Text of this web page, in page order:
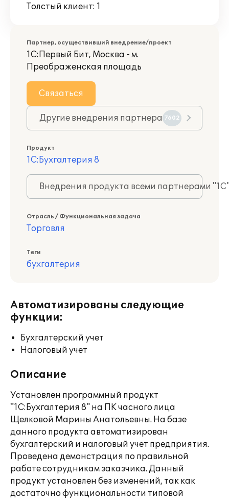
Толстый клиент: 1
Партнер, осуществивший внедрение/проект
1С:Первый Бит, Москва - м.
Преображенская площадь
Связаться
Другие внедрения партнера 7602
Продукт
1С:Бухгалтерия 8
Внедрения продукта всеми партнерами
Отрасль / Функциональная задача
Торговля
Теги
бухгалтерия
Автоматизированы следующие
функции:
Бухгалтерский учет
Налоговый учет
Описание
Установлен программный продукт
"1С:Бухгалтерия 8" на ПК часного лица
Щелковой Марины Анатольевны. На базе
данного продукта автоматизирован
бухгалтерский и налоговый учет предприятия.
Проведена демонстрация по правильной
работе сотрудникам заказчика. Данный
продукт установлен без изменений, так как
достаточно функциональности типовой